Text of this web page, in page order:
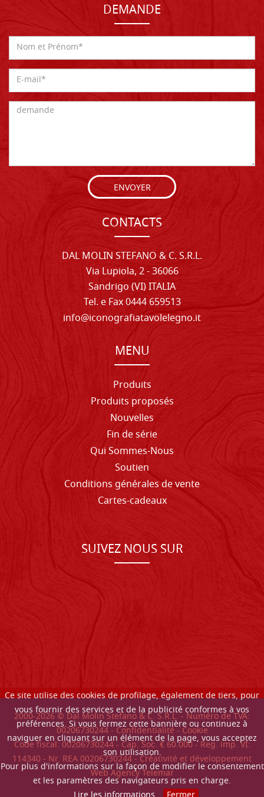
Ce site utilise des cookies de profilage, également de tiers, pour
vous fournir des services et de la publicité conformes à vos
préférences. Si vous fermez cette bannière ou continuez à
naviguer en cliquant sur un élément de la page, vous acceptez
son utilisation.
Pour plus d'informations sur la façon de modifier le consentement
et les paramètres des navigateurs pris en charge.
DEMANDE
ENVOYER
CONTACTS
DAL MOLIN STEFANO & C. S.R.L.
Via Lupiola, 2 - 36066
Sandrigo (VI) ITALIA
Tel. e Fax 0444 659513
info@iconografiatavolelegno.it
MENU
Produits
Produits proposés
Nouvelles
Fin de série
Qui Sommes-Nous
Soutien
Conditions générales de vente
Cartes-cadeaux
SUIVEZ NOUS SUR
2000-2026© Dal Molin Stefano & C. S.R.L. - Numéro de TVA:
00206730244 -Confidentialité-Cookie
Code fiscal: 00206730244 - Cap. Soc. € 60.000 - Reg. imp. VI:
114340 - Nr. REA 00206730244 - Créativité et développement
Web Agency Telemar